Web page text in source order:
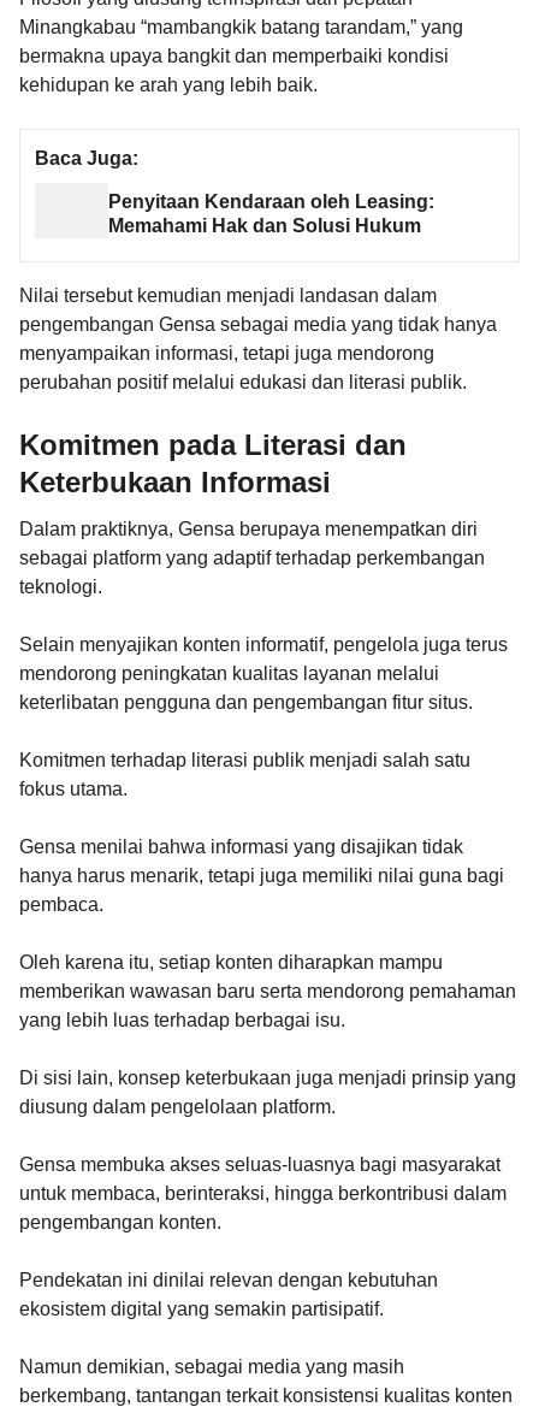
Minangkabau “mambangkik batang tarandam,” yang
bermakna upaya bangkit dan memperbaiki kondisi
kehidupan ke arah yang lebih baik.
Baca Juga:
Penyitaan Kendaraan oleh Leasing:
Memahami Hak dan Solusi Hukum
Nilai tersebut kemudian menjadi landasan dalam
pengembangan Gensa sebagai media yang tidak hanya
menyampaikan informasi, tetapi juga mendorong
perubahan positif melalui edukasi dan literasi publik.
Komitmen pada Literasi dan
Keterbukaan Informasi
Dalam praktiknya, Gensa berupaya menempatkan diri
sebagai platform yang adaptif terhadap perkembangan
teknologi.
Selain menyajikan konten informatif, pengelola juga terus
mendorong peningkatan kualitas layanan melalui
keterlibatan pengguna dan pengembangan fitur situs.
Komitmen terhadap literasi publik menjadi salah satu
fokus utama.
Gensa menilai bahwa informasi yang disajikan tidak
hanya harus menarik, tetapi juga memiliki nilai guna bagi
pembaca.
Oleh karena itu, setiap konten diharapkan mampu
memberikan wawasan baru serta mendorong pemahaman
yang lebih luas terhadap berbagai isu.
Di sisi lain, konsep keterbukaan juga menjadi prinsip yang
diusung dalam pengelolaan platform.
Gensa membuka akses seluas-luasnya bagi masyarakat
untuk membaca, berinteraksi, hingga berkontribusi dalam
pengembangan konten.
Pendekatan ini dinilai relevan dengan kebutuhan
ekosistem digital yang semakin partisipatif.
Namun demikian, sebagai media yang masih
berkembang, tantangan terkait konsistensi kualitas konten